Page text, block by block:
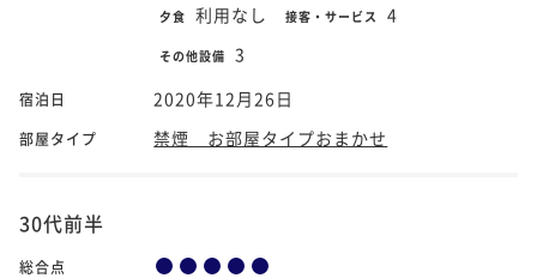
夕食 利用なし 接客・サービス 4
その他設備 3
宿泊日 2020年12月26日
部屋タイプ 禁煙 お部屋タイプおまかせ
30代前半
総合点